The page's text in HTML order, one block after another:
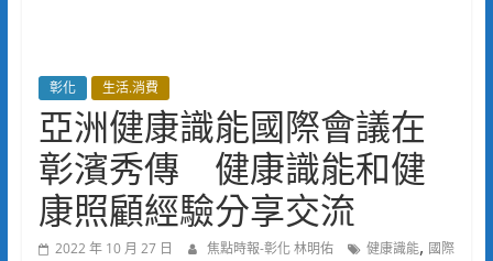
彰化 生活.消費
亞洲健康識能國際會議在
彰濱秀傳 健康識能和健
康照顧經驗分享交流
2022 年 10 月 27 日 焦點時報-彰化 林明佑 健康識能, 國際